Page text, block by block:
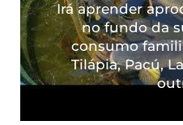
Irá aprender
no fundo da
consumo
Tilápia, Pacú,